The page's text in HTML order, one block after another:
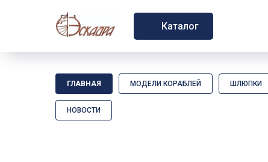
Каталог
ГЛАВНАЯ МОДЕЛИ КОРАБЛЕЙ ШЛЮПКИ
НОВОСТИ